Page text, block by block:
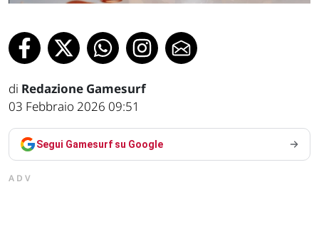
di Redazione Gamesurf
03 Febbraio 2026 09:51
Segui Gamesurf su Google
ADV